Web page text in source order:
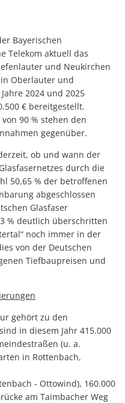
Bayerischen
Telekom aktuell das
und Neukirchen
Oberlauter und
2024 und 2025
€ bereitgestellt.
90 % stehen den
gegenüber.
ob und wann der
durch die
50,65 % der betroffenen
abgeschlossen
Glasfaser
% deutlich überschritten
noch immer in der
von der Deutschen
Tiefbaupreisen und
gehört zu den
in diesem Jahr 415.000
(u. a.
in Rottenbach,
- Ottowind), 160.000
am Taimbacher Weg